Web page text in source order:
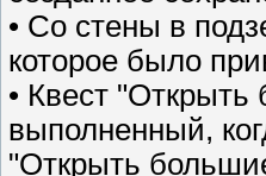
• Со стены в
которое было
• Квест "Открыть
выполненный,
"Открыть